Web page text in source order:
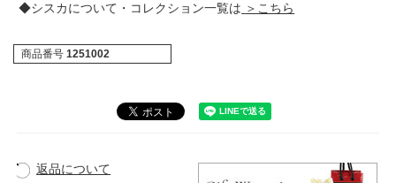
◆シスカについて・コレクション一覧は ＞こちら
商品番号 1251002
返品について